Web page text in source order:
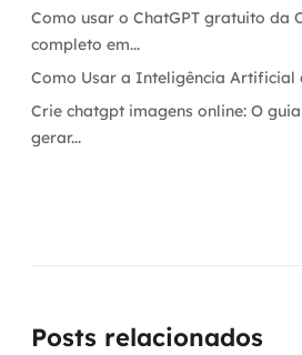
Como usar o ChatGPT gratuito da
completo em...
Como Usar a Inteligência Artificial
Crie chatgpt imagens online: O
gerar...
Posts relacionados